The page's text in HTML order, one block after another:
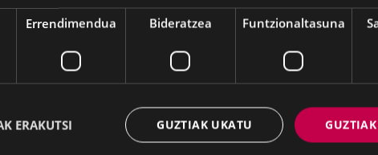
banjoa
akustikoa, mandolina,
Errendimendua Bideratzea Funtzionaltasuna
GUZTIAK UKATU
ERAKUTSI